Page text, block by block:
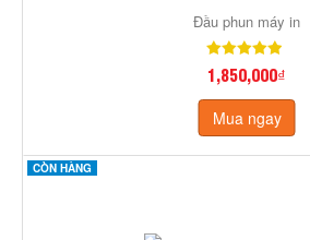
Đầu phun máy in
1,850,000₫
Mua ngay
CÒN HÀNG